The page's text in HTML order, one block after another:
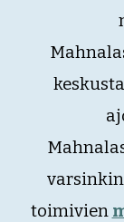
toimivien